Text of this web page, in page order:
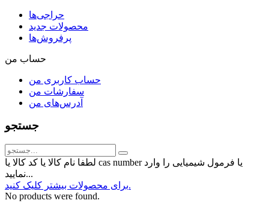
حراجی‌ها
محصولات جدید
پرفروش‌ها
حساب من
حساب کاربری من
سفارشات من
آدرس‌های من
جستجو
لطفا نام کالا یا کد کالا یا cas number یا فرمول شیمیایی را وارد
نمایید...
برای محصولات بیشتر کلیک کنید.
No products were found.